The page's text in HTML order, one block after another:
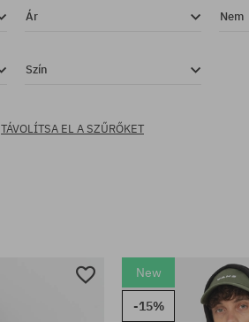
Ár Nem
Szín
TÁVOLÍTSA EL A SZŰRŐKET
New
-15%